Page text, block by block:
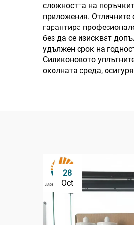
сложността на
приложения. Отличните
гарантира
без да се изискват
удължен срок на
Силиконовото
околната среда,
28
Oct